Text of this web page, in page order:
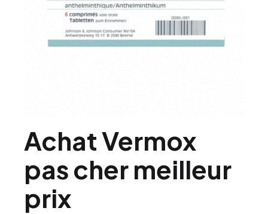
Achat Vermox
pas cher meilleur
prix